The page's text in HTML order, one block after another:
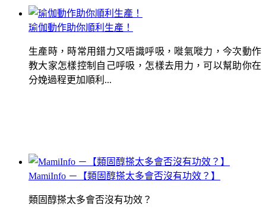
瑜伽動作助你順利生產！
生產時，時常用錯力又唔識呼吸，嘥氣嘥力，今次動作
教大家怎樣控制自己呼吸，怎樣去用力，可以幫助你在
分娩過程更加順利...
MamiInfo －【類固醇搽太多會否沒有功效？】
類固醇搽太多會否沒有功效？